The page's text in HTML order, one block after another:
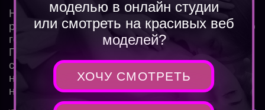
Новеньким моделям оказывается помощь в
раскрутке профиля. Персональный менеджер
готов ответить на любые вопросы.
Проводится онлайн обучение, лекции,
семинары и тренинги. В случае
необходимости технические специалисты
настроят оборудование удаленно.
моделью в онлайн студии
или смотреть на красивых веб
моделей?
ХОЧУ СМОТРЕТЬ